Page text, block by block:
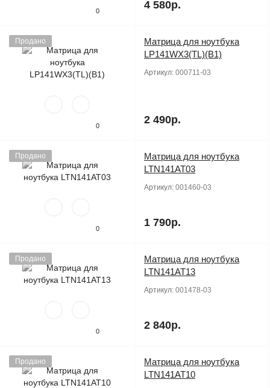
0 4 580р.
Продано
0
Матрица для ноутбука
LP141WX3(TL)(B1)
Артикул: 000711-03
2 490р.
Продано
0
Матрица для ноутбука
LTN141AT03
Артикул: 001460-03
1 790р.
Продано
0
Матрица для ноутбука
LTN141AT13
Артикул: 001478-03
2 840р.
Продано
Матрица для ноутбука
LTN141AT10